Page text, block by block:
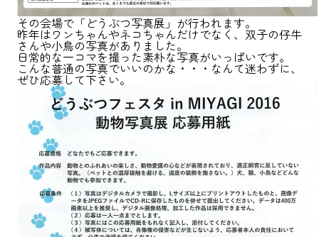
その会場で「どうぶつ写真展」が行われます。
昨年はワンちゃんやネコちゃんだけでなく、双子の仔牛
さんや小鳥の写真がありました。
日常的な一コマを撮った素朴な写真がいっぱいです。
こんな普通の写真でいいのかな・・・なんて迷わずに、
ぜひ応募して下さい。